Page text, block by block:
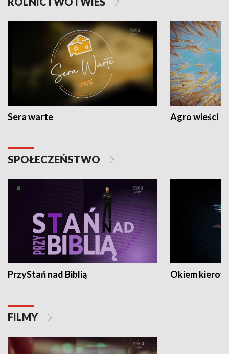
Sera warte Agro wieści
SPOŁECZEŃSTWO
PrzyStań nad Biblią Okiem
FILMY